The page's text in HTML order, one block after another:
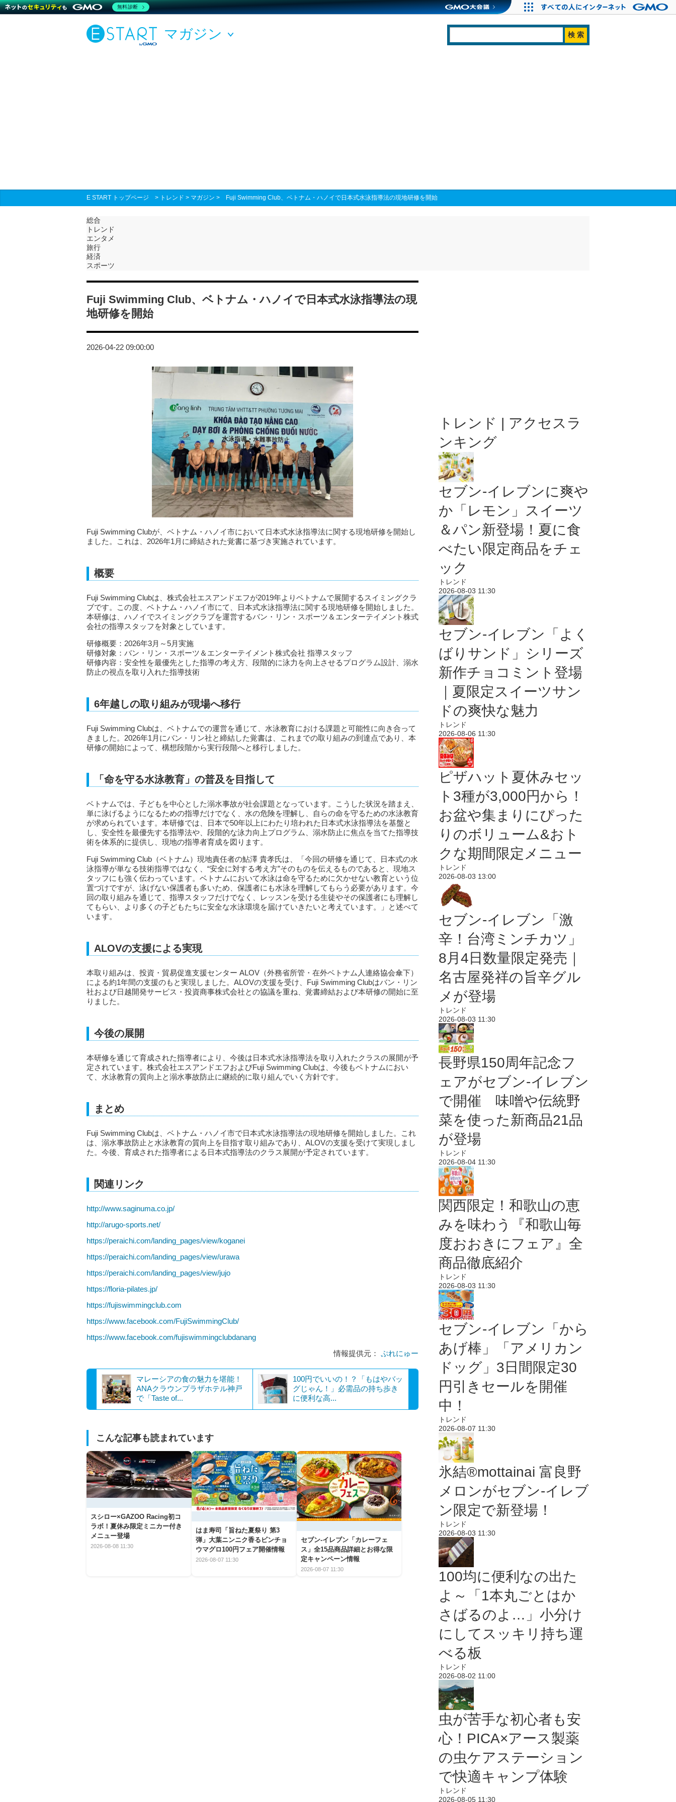
マガジン
E START トップページ > トレンド > マガジン > Fuji Swimming Club、ベトナム・ハノイで日本式水泳指導法の現地研修を開始
総合
トレンド
エンタメ
旅行
経済
スポーツ
Fuji Swimming Club、ベトナム・ハノイで日本式水泳指導法の現
地研修を開始
2026-04-22 09:00:00
Fuji Swimming Clubが、ベトナム・ハノイ市において日本式水泳指導法に関する現地研修を開始し
ました。これは、2026年1月に締結された覚書に基づき実施されています。
概要
Fuji Swimming Clubは、株式会社エスアンドエフが2019年よりベトナムで展開するスイミングクラ
ブです。この度、ベトナム・ハノイ市にて、日本式水泳指導法に関する現地研修を開始しました。
本研修は、ハノイでスイミングクラブを運営するバン・リン・スポーツ＆エンターテイメント株式
会社の指導スタッフを対象としています。
研修概要：2026年3月～5月実施
研修対象：バン・リン・スポーツ＆エンターテイメント株式会社 指導スタッフ
研修内容：安全性を最優先とした指導の考え方、段階的に泳力を向上させるプログラム設計、溺水
防止の視点を取り入れた指導技術
6年越しの取り組みが現場へ移行
Fuji Swimming Clubは、ベトナムでの運営を通じて、水泳教育における課題と可能性に向き合って
きました。2026年1月にバン・リン社と締結した覚書は、これまでの取り組みの到達点であり、本
研修の開始によって、構想段階から実行段階へと移行しました。
「命を守る水泳教育」の普及を目指して
ベトナムでは、子どもを中心とした溺水事故が社会課題となっています。こうした状況を踏まえ、
単に泳げるようになるための指導だけでなく、水の危険を理解し、自らの命を守るための水泳教育
が求められています。本研修では、日本で50年以上にわたり培われた日本式水泳指導法を基盤と
し、安全性を最優先する指導法や、段階的な泳力向上プログラム、溺水防止に焦点を当てた指導技
術を体系的に提供し、現地の指導者育成を図ります。
Fuji Swimming Club（ベトナム）現地責任者の鮎澤 貴孝氏は、「今回の研修を通じて、日本式の水
泳指導が単なる技術指導ではなく、“安全に対する考え方”そのものを伝えるものであると、現地ス
タッフにも強く伝わっています。ベトナムにおいて水泳は命を守るために欠かせない教育という位
置づけですが、泳げない保護者も多いため、保護者にも水泳を理解してもらう必要があります。今
回の取り組みを通じて、指導スタッフだけでなく、レッスンを受ける生徒やその保護者にも理解し
てもらい、より多くの子どもたちに安全な水泳環境を届けていきたいと考えています。」と述べて
います。
ALOVの支援による実現
本取り組みは、投資・貿易促進支援センター ALOV（外務省所管・在外ベトナム人連絡協会傘下）
による約1年間の支援のもと実現しました。ALOVの支援を受け、Fuji Swimming Clubはバン・リン
社および日越開発サービス・投資商事株式会社との協議を重ね、覚書締結および本研修の開始に至
りました。
今後の展開
本研修を通じて育成された指導者により、今後は日本式水泳指導法を取り入れたクラスの展開が予
定されています。株式会社エスアンドエフおよびFuji Swimming Clubは、今後もベトナムにおい
て、水泳教育の質向上と溺水事故防止に継続的に取り組んでいく方針です。
まとめ
Fuji Swimming Clubは、ベトナム・ハノイ市で日本式水泳指導法の現地研修を開始しました。これ
は、溺水事故防止と水泳教育の質向上を目指す取り組みであり、ALOVの支援を受けて実現しまし
た。今後、育成された指導者による日本式指導法のクラス展開が予定されています。
関連リンク
http://www.saginuma.co.jp/
http://arugo-sports.net/
https://peraichi.com/landing_pages/view/koganei
https://peraichi.com/landing_pages/view/urawa
https://peraichi.com/landing_pages/view/jujo
https://floria-pilates.jp/
https://fujiswimmingclub.com
https://www.facebook.com/FujiSwimmingClub/
https://www.facebook.com/fujiswimmingclubdanang
情報提供元： ぷれにゅー
マレーシアの食の魅力を堪能！
ANAクラウンプラザホテル神戸
で「Taste of...
100円でいいの！？「もはやバッ
グじゃん！」必需品の持ち歩き
に便利な高...
こんな記事も読まれています
スシロー×GAZOO Racing初コ
ラボ！夏休み限定ミニカー付き
メニュー登場
2026-08-08 11:30
はま寿司「旨ねた夏祭り 第3
弾」大葉ニンニク香るビンチョ
ウマグロ100円フェア開催情報
2026-08-07 11:30
セブン‐イレブン「カレーフェ
ス」全15品商品詳細とお得な限
定キャンペーン情報
2026-08-07 11:30
トレンド | アクセスラ
ンキング
セブン‐イレブンに爽や
か「レモン」スイーツ
＆パン新登場！夏に食
べたい限定商品をチェ
ック
トレンド
2026-08-03 11:30
セブン‐イレブン「よく
ばりサンド」シリーズ
新作チョコミント登場
｜夏限定スイーツサン
ドの爽快な魅力
トレンド
2026-08-06 11:30
ピザハット夏休みセッ
ト3種が3,000円から！
お盆や集まりにぴった
りのボリューム&おト
クな期間限定メニュー
トレンド
2026-08-03 13:00
セブン-イレブン「激
辛！台湾ミンチカツ」
8月4日数量限定発売｜
名古屋発祥の旨辛グル
メが登場
トレンド
2026-08-03 11:30
長野県150周年記念フ
ェアがセブン-イレブン
で開催 味噌や伝統野
菜を使った新商品21品
が登場
トレンド
2026-08-04 11:30
関西限定！和歌山の恵
みを味わう『和歌山毎
度おおきにフェア』全
商品徹底紹介
トレンド
2026-08-03 11:30
セブン‐イレブン「から
あげ棒」「アメリカン
ドッグ」3日間限定30
円引きセールを開催
中！
トレンド
2026-08-07 11:30
氷結®mottainai 富良野
メロンがセブン‐イレブ
ン限定で新登場！
トレンド
2026-08-03 11:30
100均に便利なの出た
よ～「1本丸ごとはか
さばるのよ…」小分け
にしてスッキリ持ち運
べる板
トレンド
2026-08-02 11:00
虫が苦手な初心者も安
心！PICA×アース製薬
の虫ケアステーション
で快適キャンプ体験
トレンド
2026-08-05 11:30
無料診断